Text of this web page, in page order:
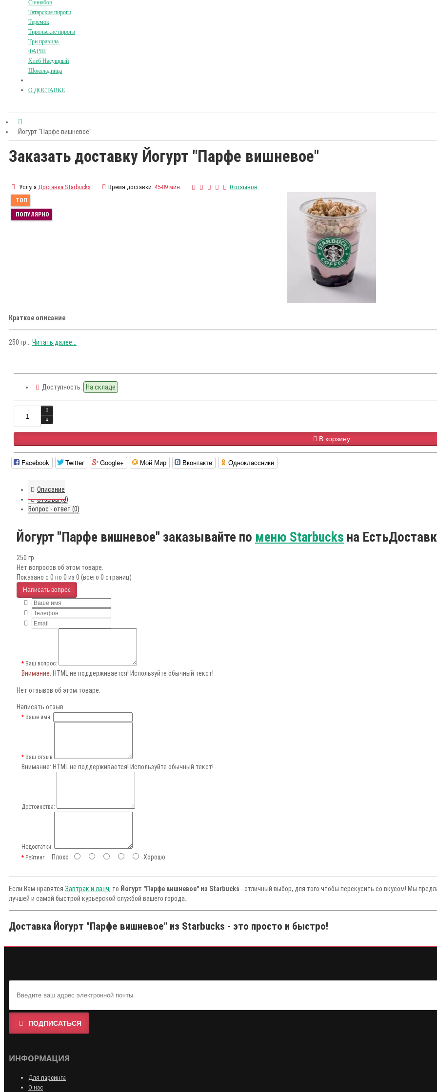
Синнабон
Татарские пироги
Теремок
Тирольские пироги
Три правила
ФАРШ
Хлеб Насущный
Шоколадница
О ДОСТАВКЕ
Йогурт "Парфе вишневое"
Заказать доставку Йогурт "Парфе вишневое"
Услуга Доставка Starbucks Время доставки: 45-89 мин. 0 отзывов
ТОП
ПОПУЛЯРНО
Краткое описание
250 гр... Читать далее...
Доступность: На складе
В корзину
Facebook Twitter Google+ Мой Мир Вконтакте Одноклассники
Описание
Отзывы (0)
Вопрос - ответ (0)
Йогурт "Парфе вишневое" заказывайте по меню Starbucks на
250 гр
Нет вопросов об этом товаре.
Показано с 0 по 0 из 0 (всего 0 страниц)
Написать вопрос
Ваш вопрос:
Внимание: HTML не поддерживается! Используйте обычный текст!
Нет отзывов об этом товаре.
Написать отзыв
Ваше имя:
Ваш отзыв
Внимание: HTML не поддерживается! Используйте обычный текст!
Достоинства:
Недостатки:
РейтингПлохо Хорошо
Если Вам нравятся Завтрак и ланч, то Йогурт "Парфе вишневое" из Starbucks - отличный выбор, для того чтобы перекусить со вкусом! Мы
лучшей и самой быстрой курьерской службой вашего города.
Доставка Йогурт "Парфе вишневое" из Starbucks - это просто и быстро!
ПОДПИСАТЬСЯ
ИНФОРМАЦИЯ
Для парсинга
О нас